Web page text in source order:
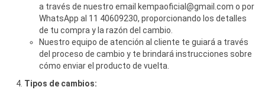
a través de nuestro email kempaoficial@gmail.com o por
WhatsApp al 11 40609230, proporcionando los detalles
de tu compra y la razón del cambio.
Nuestro equipo de atención al cliente te guiará a través
del proceso de cambio y te brindará instrucciones sobre
cómo enviar el producto de vuelta.
Tipos de cambios: